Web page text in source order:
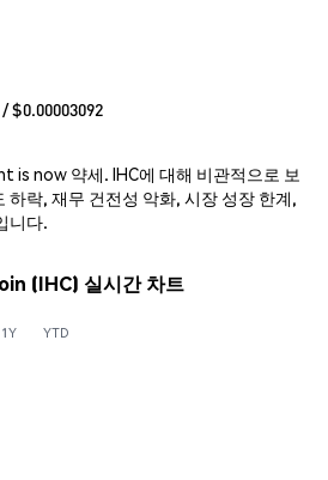
/ $0.00003092
is now 약세. IHC에 대해 비관적으로 보
하락, 재무 건전성 악화, 시장 성장 한계,
니다.
(IHC) 실시간 차트
1Y YTD